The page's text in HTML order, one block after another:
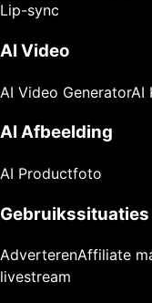
Lip-sync
AI Video
AI Video GeneratorAI
AI Afbeelding
AI Productfoto
Gebruikssituaties
AdverterenAffiliate
livestream